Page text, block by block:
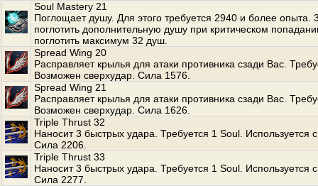
Soul Mastery 21
Поглощает душу. Для этого требуется 2940 и более опыта.
поглотить дополнительную душу при критическом
поглотить максимум 32 душ.
Spread Wing 20
Расправляет крылья для атаки противника сзади Вас.
Возможен сверхудар. Сила 1576.
Spread Wing 21
Расправляет крылья для атаки противника сзади Вас.
Возможен сверхудар. Сила 1626.
Triple Thrust 32
Наносит 3 быстрых удара. Требуется 1 Soul. Используется
Сила 2206.
Triple Thrust 33
Наносит 3 быстрых удара. Требуется 1 Soul. Используется
Сила 2277.